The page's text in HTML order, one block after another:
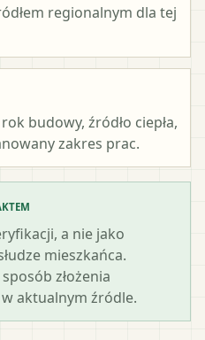
regionalnym dla tej
budowy, źródło ciepła,
zakres prac.
a nie jako
mieszkańca.
złożenia
aktualnym źródle.